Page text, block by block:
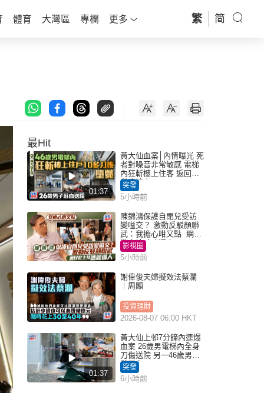
體育 大灣區 專欄 更多 繁 简
最Hit
01:37
黃大仙血案│內情曝光 死
者對噪音非常敏感 電梯
內狂斬樓上住客 返回住
所墮樓亡
突發
5小時前
陳錦鴻保護自閉兒受訪
變嗌交？ 激動反駁顏聯
武：我擔心咁又點 網民
批主持咄咄逼人
影視圈
5小時前
謝偉俊夫婦擬效法蔡瀾
｜周顯
投資理財
2026-08-07 06:00 HKT
01:37
黃大仙上邨7分鐘內連爆
血案 26歲男電梯內全身
刀傷送院 另一46歲男倒
斃平台
突發
6小時前